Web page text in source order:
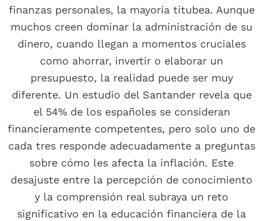
finanzas personales, la mayoría titubea. Aunque
muchos creen dominar la administración de su
dinero, cuando llegan a momentos cruciales
como ahorrar, invertir o elaborar un
presupuesto, la realidad puede ser muy
diferente. Un estudio del Santander revela que
el 54% de los españoles se consideran
financieramente competentes, pero solo uno de
cada tres responde adecuadamente a preguntas
sobre cómo les afecta la inflación. Este
desajuste entre la percepción de conocimiento
y la comprensión real subraya un reto
significativo en la educación financiera de la